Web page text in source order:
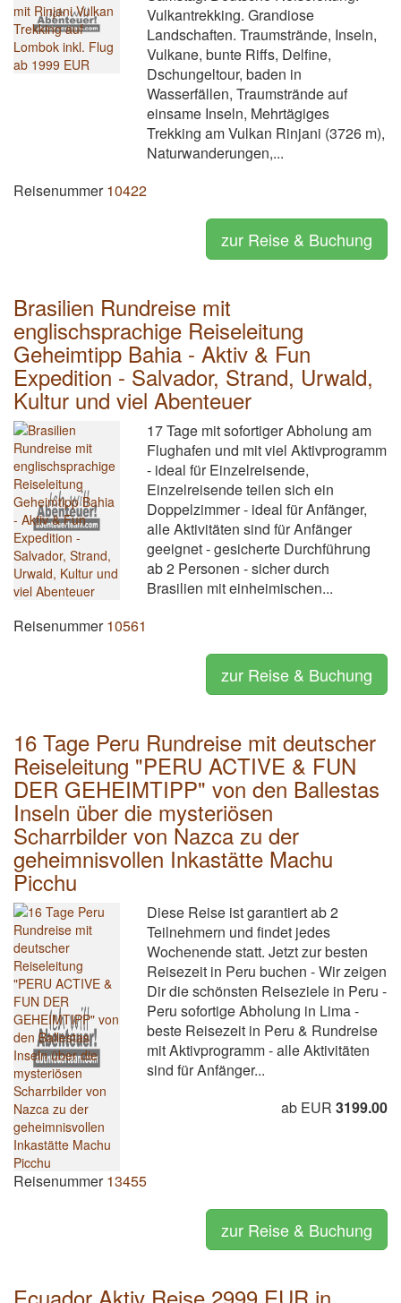
Vulkantrekking. Grandiose
Landschaften. Traumstrände, Inseln,
Vulkane, bunte Riffs, Delfine,
Dschungeltour, baden in
Wasserfällen, Traumstrände auf
einsame Inseln, Mehrtägiges
Trekking am Vulkan Rinjani (3726 m),
Naturwanderungen,...
Reisenummer10422
zur Reise & Buchung
Brasilien Rundreise mit
englischsprachige Reiseleitung
Geheimtipp Bahia - Aktiv & Fun
Expedition - Salvador, Strand, Urwald,
Kultur und viel Abenteuer
17 Tage mit sofortiger Abholung am
Flughafen und mit viel Aktivprogramm
- ideal für Einzelreisende,
Einzelreisende teilen sich ein
Doppelzimmer - ideal für Anfänger,
alle Aktivitäten sind für Anfänger
geeignet - gesicherte Durchführung
ab 2 Personen - sicher durch
Brasilien mit einheimischen...
Reisenummer10561
zur Reise & Buchung
16 Tage Peru Rundreise mit deutscher
Reiseleitung "PERU ACTIVE & FUN
DER GEHEIMTIPP" von den Ballestas
Inseln über die mysteriösen
Scharrbilder von Nazca zu der
geheimnisvollen Inkastätte Machu
Picchu
Diese Reise ist garantiert ab 2
Teilnehmern und findet jedes
Wochenende statt. Jetzt zur besten
Reisezeit in Peru buchen - Wir zeigen
Dir die schönsten Reiseziele in Peru -
Peru sofortige Abholung in Lima -
beste Reisezeit in Peru & Rundreise
mit Aktivprogramm - alle Aktivitäten
sind für Anfänger...
ab EUR 3199.00
Reisenummer13455
zur Reise & Buchung